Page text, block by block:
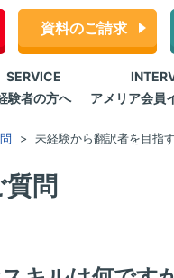
資料のご請求
SERVICE
験者の方へ
アメリア会員
未経験から翻訳者を目指
問